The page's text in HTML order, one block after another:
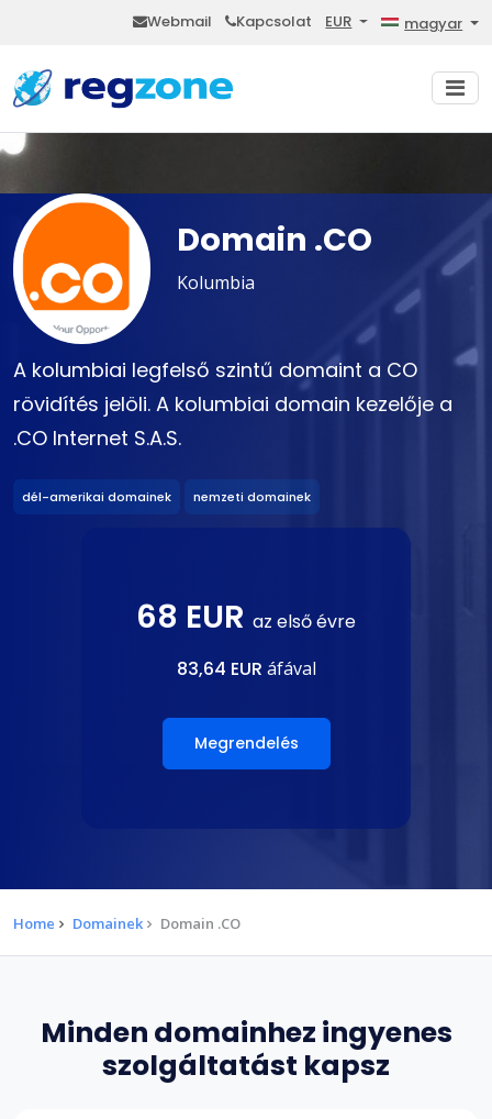
Webmail Kapcsolat EUR magyar
Domain .CO
Kolumbia
A kolumbiai legfelső szintű domaint a CO
rövidítés jelöli. A kolumbiai domain kezelője a
.CO Internet S.A.S.
dél-amerikai domainek nemzeti domainek
68 EUR az első évre
83,64 EUR áfával
Megrendelés
Home Domainek Domain .CO
Minden domainhez ingyenes
szolgáltatást kapsz